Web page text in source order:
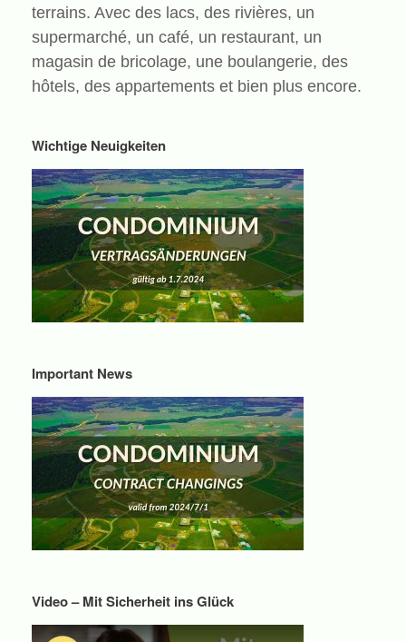
terrains. Avec des lacs, des rivières, un
supermarché, un café, un restaurant, un
magasin de bricolage, une boulangerie, des
hôtels, des appartements et bien plus encore.
Wichtige Neuigkeiten
Important News
Video – Mit Sicherheit ins Glück